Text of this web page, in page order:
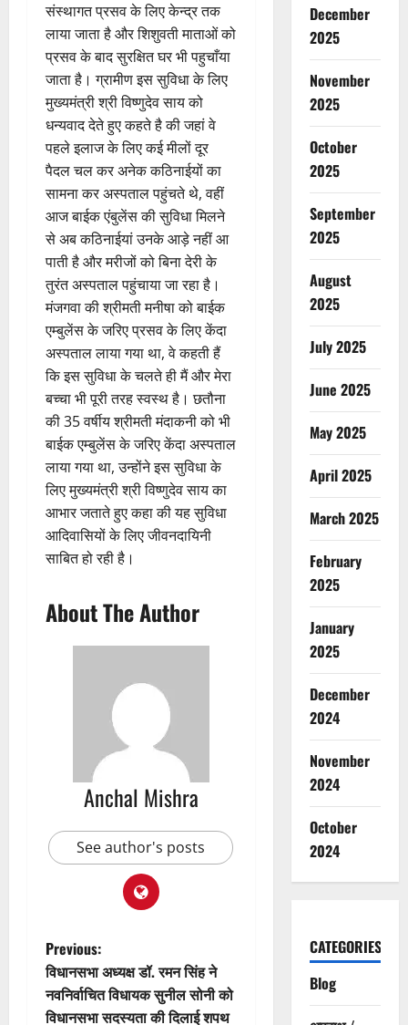
संस्थागत प्रसव के लिए केन्द्र तक
लाया जाता है और शिशुवती माताओं को
प्रसव के बाद सुरक्षित घर भी पहुचाँया
जाता है। ग्रामीण इस सुविधा के लिए
मुख्यमंत्री श्री विष्णुदेव साय को
धन्यवाद देते हुए कहते है की जहां वे
पहले इलाज के लिए कई मीलों दूर
पैदल चल कर अनेक कठिनाईयों का
सामना कर अस्पताल पहुंचते थे, वहीं
आज बाईक एंबुलेंस की सुविधा मिलने
से अब कठिनाईयां उनके आड़े नहीं आ
पाती है और मरीजों को बिना देरी के
तुरंत अस्पताल पहुंचाया जा रहा है।
मंजगवा की श्रीमती मनीषा को बाईक
एम्बुलेंस के जरिए प्रसव के लिए केंदा
अस्पताल लाया गया था, वे कहती हैं
कि इस सुविधा के चलते ही मैं और मेरा
बच्चा भी पूरी तरह स्वस्थ है। छतौना
की 35 वर्षीय श्रीमती मंदाकनी को भी
बाईक एम्बुलेंस के जरिए केंदा अस्पताल
लाया गया था, उन्होंने इस सुविधा के
लिए मुख्यमंत्री श्री विष्णुदेव साय का
आभार जताते हुए कहा की यह सुविधा
आदिवासियों के लिए जीवनदायिनी
साबित हो रही है।
About The Author
Anchal Mishra
See author's posts
P
o
Previous:
विधानसभा अध्यक्ष डॉ. रमन सिंह ने
नवनिर्वाचित विधायक सुनील सोनी को
विधानसभा सदस्यता की दिलाई शपथ
December
2025
November
2025
October
2025
September
2025
August
2025
July 2025
June 2025
May 2025
April 2025
March 2025
February
2025
January
2025
December
2024
November
2024
October
2024
CATEGORIES
Blog